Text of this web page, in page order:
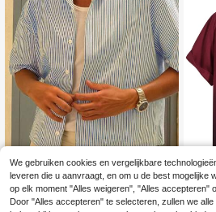
11
We gebruiken cookies en vergelijkbare
leveren die u aanvraagt, en om u de best mogelijke
op elk moment "Alles weigeren", "Alles accepteren"
Door "Alles accepteren" te selecteren, zullen we